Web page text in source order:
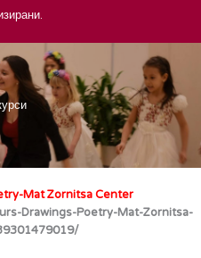
Mat Zornitsa Center
Drawings-Poetry-Mat-Zornitsa-